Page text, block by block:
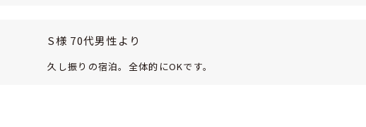
S様 70代男性より
久し振りの宿泊。全体的にOKです。